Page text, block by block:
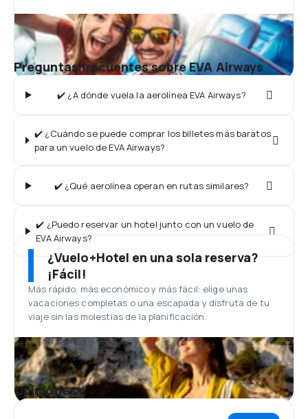
Preguntas frecuentes sobre EVA Airways
✔️ ¿A dónde vuela la aerolínea EVA Airways?
✔️ ¿Cuándo se puede comprar los billetes más baratos
para un vuelo de EVA Airways?
✔️ ¿Qué aerolínea operan en rutas similares?
✔️ ¿Puedo reservar un hotel junto con un vuelo de
EVA Airways?
¿Vuelo+Hotel en una sola reserva?
¡Fácil!
Más rápido, más económico y más fácil: elige unas
vacaciones completas o una escapada y disfruta de tu
viaje sin las molestias de la planificación.
Opiniones